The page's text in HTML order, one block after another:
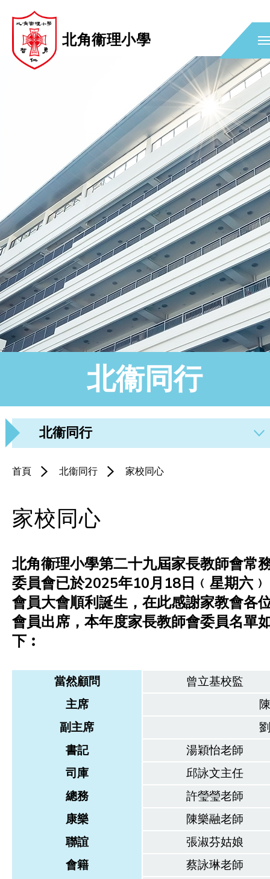
北角衞理小學
北衞同行
北衞同行
首頁 北衞同行 家校同心
家校同心
北角衞理小學第二十九屆家長教師會常
委員會已於2025年10月18日﹙星期六﹚
會員大會順利誕生，在此感謝家教會各
會員出席，本年度家長教師會委員名單
下︰
當然顧問 曾立基校監
主席
副主席
書記
湯穎怡老師
司庫
邱詠文主任
總務
許瑩瑩老師
康樂
陳樂融老師
聯誼
張淑芬姑娘
會籍
蔡詠琳老師